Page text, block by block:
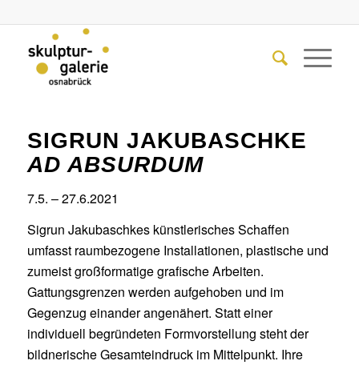
SIGRUN JAKUBASCHKE
AD ABSURDUM
7.5. – 27.6.2021
Sigrun Jakubaschkes künstlerisches Schaffen
umfasst raumbezogene Installationen, plastische und
zumeist großformatige grafische Arbeiten.
Gattungsgrenzen werden aufgehoben und im
Gegenzug einander angenähert. Statt einer
individuell begründeten Formvorstellung steht der
bildnerische Gesamteindruck im Mittelpunkt. Ihre